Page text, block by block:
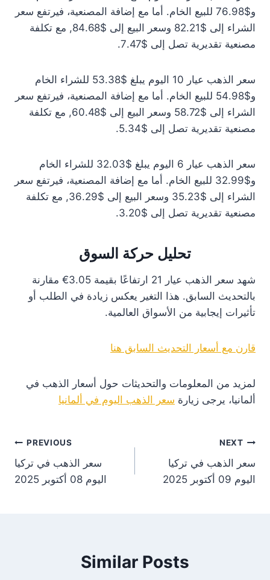
و$76.98 للبيع الخام. أما مع إضافة المصنعية، فيرتفع سعر
الشراء إلى $82.21 وسعر البيع إلى $84.68, مع تكلفة
مصنعية تقديرية تصل إلى $7.47.
سعر الذهب عيار 10 اليوم يبلغ $53.38 للشراء الخام
و$54.98 للبيع الخام. أما مع إضافة المصنعية، فيرتفع سعر
الشراء إلى $58.72 وسعر البيع إلى $60.48, مع تكلفة
مصنعية تقديرية تصل إلى $5.34.
سعر الذهب عيار 6 اليوم يبلغ $32.03 للشراء الخام
و$32.99 للبيع الخام. أما مع إضافة المصنعية، فيرتفع سعر
الشراء إلى $35.23 وسعر البيع إلى $36.29, مع تكلفة
مصنعية تقديرية تصل إلى $3.20.
تحليل حركة السوق
شهد سعر الذهب عيار 21 ارتفاعًا بقيمة 3.05€ مقارنة
بالتحديث السابق. هذا التغير يعكس زيادة في الطلب أو
تأثيرات إيجابية من الأسواق العالمية.
قارن مع أسعار التحديث السابق هنا
لمزيد من المعلومات والتحديثات حول أسعار الذهب في
ألمانيا، يرجى زيارة سعر الذهب اليوم في ألمانيا
PREVIOUS
سعر الذهب في تركيا
اليوم 08 أكتوبر 2025
NEXT
سعر الذهب في تركيا
اليوم 09 أكتوبر 2025
Similar Posts